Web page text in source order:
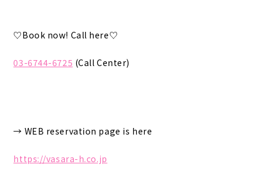
♡Book now! Call here♡
03-6744-6725 (Call Center)
→ WEB reservation page is here
https://vasara-h.co.jp